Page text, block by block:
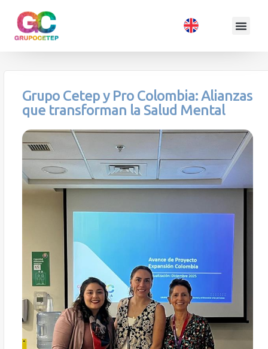
Grupo Cetep y Pro Colombia: Alianzas
que transforman la Salud Mental